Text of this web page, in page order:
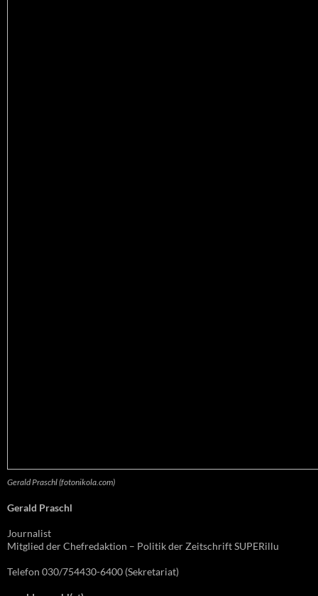
Gerald Praschl (fotonikola.com)
Gerald Praschl
Journalist
Mitglied der Chefredaktion – Politik der Zeitschrift SUPERillu
Telefon 030/754430-6400 (Sekretariat)